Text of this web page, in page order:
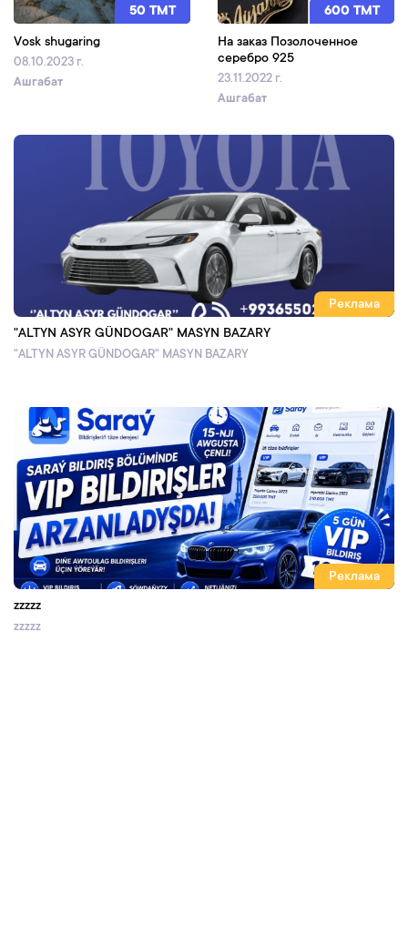
50 TMT
Vosk shugaring
08.10.2023 г.
Ашгабат
600 TMT
На заказ Позолоченное
серебро 925
23.11.2022 г.
Ашгабат
Реклама
"ALTYN ASYR GÜNDOGAR" MASYN BAZARY
"ALTYN ASYR GÜNDOGAR" MASYN BAZARY
Реклама
zzzzz
zzzzz